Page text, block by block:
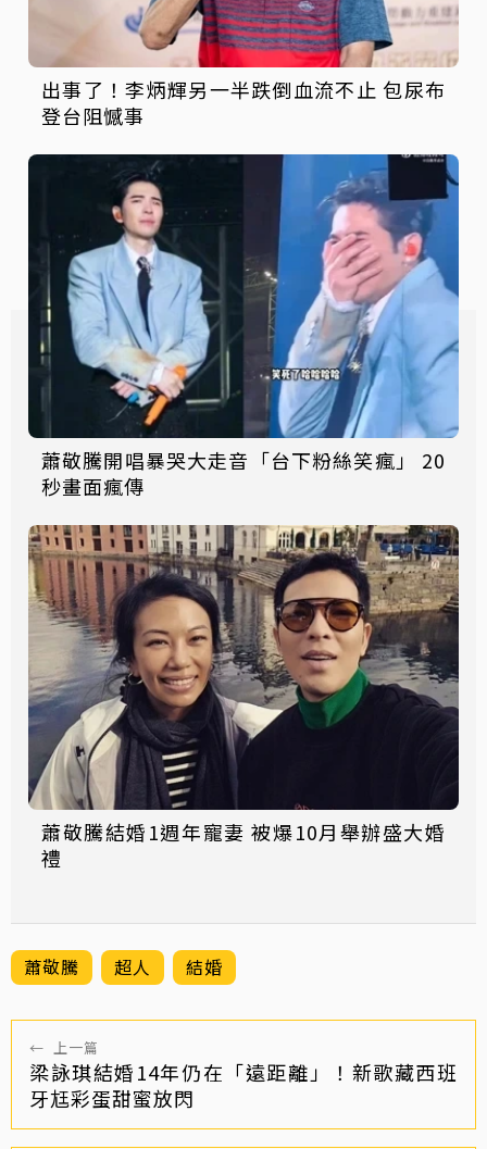
出事了！李炳輝另一半跌倒血流不止 包尿布
登台阻憾事
蕭敬騰開唱暴哭大走音「台下粉絲笑瘋」 20
秒畫面瘋傳
蕭敬騰結婚1週年寵妻 被爆10月舉辦盛大婚
禮
蕭敬騰 超人 結婚
← 上一篇
梁詠琪結婚14年仍在「遠距離」！新歌藏西班
牙尪彩蛋甜蜜放閃